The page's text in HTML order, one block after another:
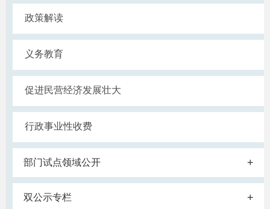
政策解读
义务教育
促进民营经济发展壮大
行政事业性收费
部门试点领域公开 +
双公示专栏 +